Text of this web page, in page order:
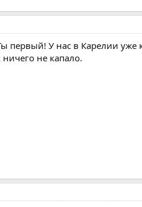
первый! У нас в Карелии уже
не капало.